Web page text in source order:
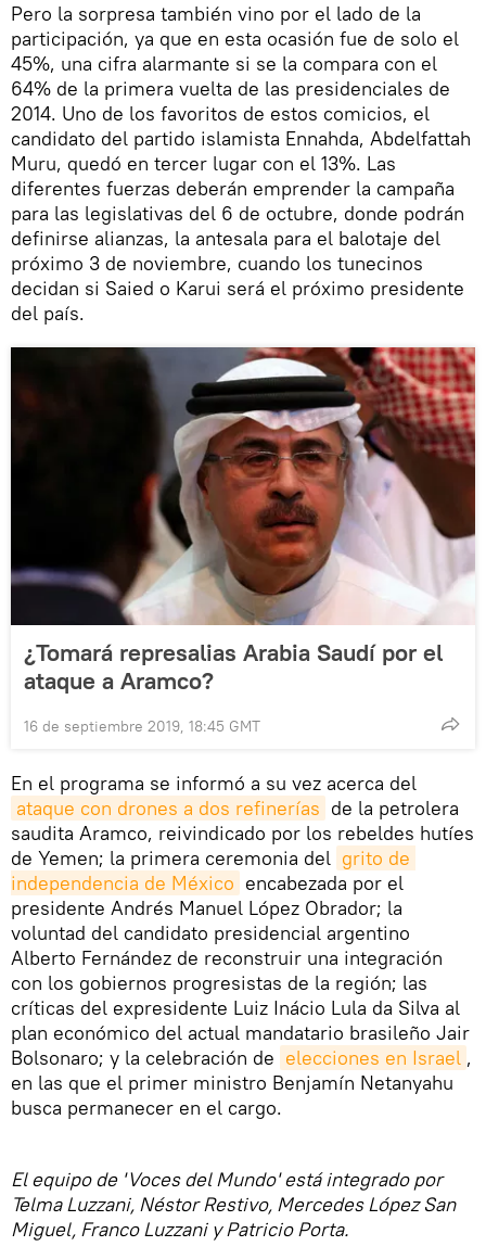
Pero la sorpresa también vino por el lado de la
participación, ya que en esta ocasión fue de solo el
45%, una cifra alarmante si se la compara con el
64% de la primera vuelta de las presidenciales de
2014. Uno de los favoritos de estos comicios, el
candidato del partido islamista Ennahda, Abdelfattah
Muru, quedó en tercer lugar con el 13%. Las
diferentes fuerzas deberán emprender la campaña
para las legislativas del 6 de octubre, donde podrán
definirse alianzas, la antesala para el balotaje del
próximo 3 de noviembre, cuando los tunecinos
decidan si Saied o Karui será el próximo presidente
del país.
¿Tomará represalias Arabia Saudí por el
ataque a Aramco?
16 de septiembre 2019, 18:45 GMT
En el programa se informó a su vez acerca del
ataque con drones a dos refinerías de la petrolera
saudita Aramco, reivindicado por los rebeldes hutíes
de Yemen; la primera ceremonia del grito de
independencia de México encabezada por el
presidente Andrés Manuel López Obrador; la
voluntad del candidato presidencial argentino
Alberto Fernández de reconstruir una integración
con los gobiernos progresistas de la región; las
críticas del expresidente Luiz Inácio Lula da Silva al
plan económico del actual mandatario brasileño Jair
Bolsonaro; y la celebración de elecciones en Israel ,
en las que el primer ministro Benjamín Netanyahu
busca permanecer en el cargo.
El equipo de 'Voces del Mundo' está integrado por
Telma Luzzani, Néstor Restivo, Mercedes López San
Miguel, Franco Luzzani y Patricio Porta.